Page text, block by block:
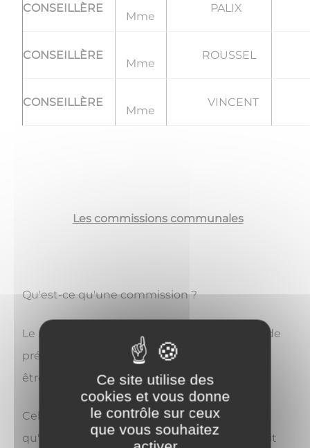
CONSEILLÈRE
Mme
PALIX
CONSEILLÈRE
Mme
ROUSSEL
CONSEILLÈRE
Mme
VINCENT
Les commissions communales
Qu'est-ce qu'une commission ?
Le rôle d'une commission est d'examiner et de
préparer les questions et affaires qui doivent
être soumises au Conseil Municipal.
Celle-ci, pour chacune des idées et projets
qu'elle souhaite porter pour la commune, doit
Ce site utilise des
cookies et vous donne
le contrôle sur ceux
que vous souhaitez